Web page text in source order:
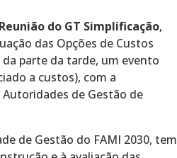
Reunião do GT Simplificação,
das Opções de Custos
parte da tarde, um evento
a custos), com a
de Gestão de
de Gestão do FAMI 2030, tem